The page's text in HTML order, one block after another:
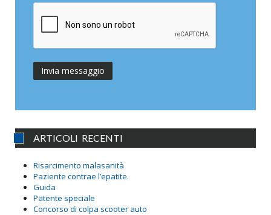
ARTICOLI RECENTI
Risarcimento malasanità
Paziente contrae l’epatite.
Guida
Patente speciale
Concorso di colpa scooter auto